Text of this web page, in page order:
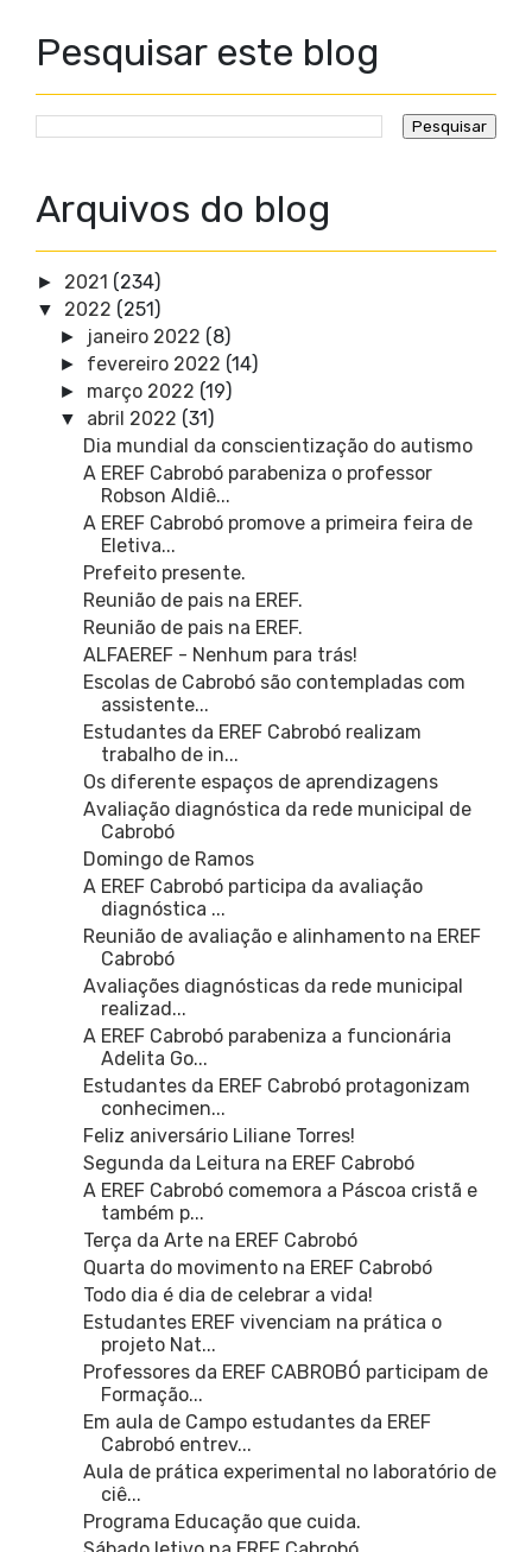
Pesquisar este blog
Arquivos do blog
► 2021 (234)
▼ 2022 (251)
► janeiro 2022 (8)
► fevereiro 2022 (14)
► março 2022 (19)
▼ abril 2022 (31)
Dia mundial da conscientização do autismo
A EREF Cabrobó parabeniza o professor
Robson Aldiê...
A EREF Cabrobó promove a primeira feira de
Eletiva...
Prefeito presente.
Reunião de pais na EREF.
Reunião de pais na EREF.
ALFAEREF - Nenhum para trás!
Escolas de Cabrobó são contempladas com
assistente...
Estudantes da EREF Cabrobó realizam
trabalho de in...
Os diferente espaços de aprendizagens
Avaliação diagnóstica da rede municipal de
Cabrobó
Domingo de Ramos
A EREF Cabrobó participa da avaliação
diagnóstica ...
Reunião de avaliação e alinhamento na EREF
Cabrobó
Avaliações diagnósticas da rede municipal
realizad...
A EREF Cabrobó parabeniza a funcionária
Adelita Go...
Estudantes da EREF Cabrobó protagonizam
conhecimen...
Feliz aniversário Liliane Torres!
Segunda da Leitura na EREF Cabrobó
A EREF Cabrobó comemora a Páscoa cristã e
também p...
Terça da Arte na EREF Cabrobó
Quarta do movimento na EREF Cabrobó
Todo dia é dia de celebrar a vida!
Estudantes EREF vivenciam na prática o
projeto Nat...
Professores da EREF CABROBÓ participam de
Formação...
Em aula de Campo estudantes da EREF
Cabrobó entrev...
Aula de prática experimental no laboratório de
ciê...
Programa Educação que cuida.